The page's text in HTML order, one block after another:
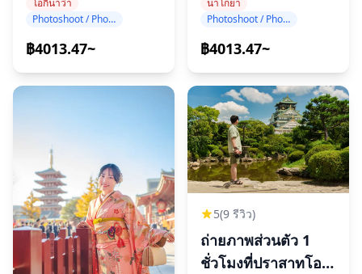
Photoshoot / Photo tour
฿4013.47~
นาโกยา
Photoshoot / Photo tour
฿4013.47~
5(9 รีวิว)
ถ่ายภาพส่วนตัว 1
ชั่วโมงที่ปราสาทโอ